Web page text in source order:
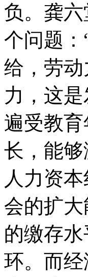
负。龚
个问题
给，劳
力，这
遍受教
长，能
人力资
会的扩
的缴存
环。而